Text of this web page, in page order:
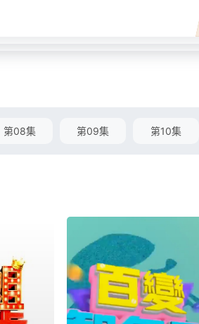
第08集 第09集 第10集